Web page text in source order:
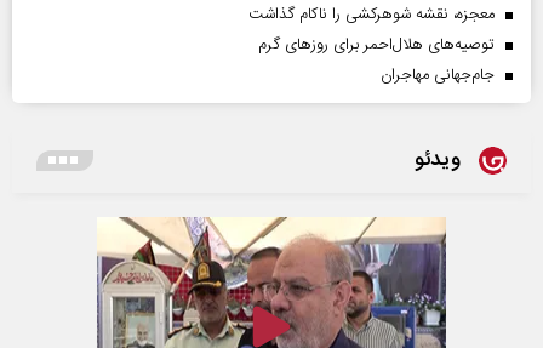
معجزه، نقشه شوهرکشی را ناکام گذاشت
توصیه‌های هلال‌احمر برای روز‌های گرم
جام‌جهانی مهاجران
ویدئو